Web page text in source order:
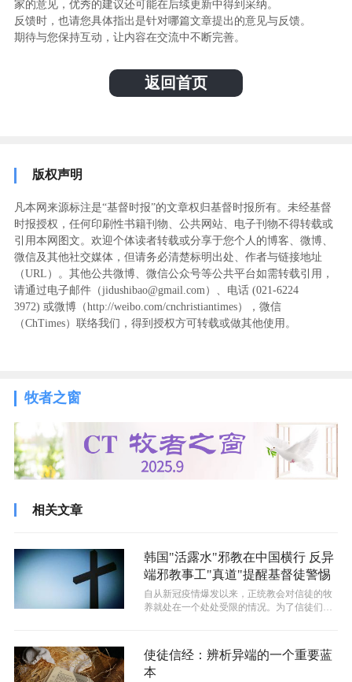
家的意见，优秀的建议还可能在后续更新中得到采纳。
反馈时，也请您具体指出是针对哪篇文章提出的意见与反馈。
期待与您保持互动，让内容在交流中不断完善。
返回首页
版权声明
凡本网来源标注是“基督时报”的文章权归基督时报所有。未经基督
时报授权，任何印刷性书籍刊物、公共网站、电子刊物不得转载或
引用本网图文。欢迎个体读者转载或分享于您个人的博客、微博、
微信及其他社交媒体，但请务必清楚标明出处、作者与链接地址
（URL）。其他公共微博、微信公众号等公共平台如需转载引用，
请通过电子邮件（jidushibao@gmail.com）、电话 (021-6224
3972) ‬或微博（http://weibo.com/cnchristiantimes），微信
（ChTimes）联络我们，得到授权方可转载或做其他使用。
牧者之窗
相关文章
韩国"活露水"邪教在中国横行 反异
端邪教事工"真道"提醒基督徒警惕
自从新冠疫情爆发以来，正统教会对信徒的牧
养就处在一个处处受限的情况。为了信徒们的
使徒信经：辨析异端的一个重要蓝
本